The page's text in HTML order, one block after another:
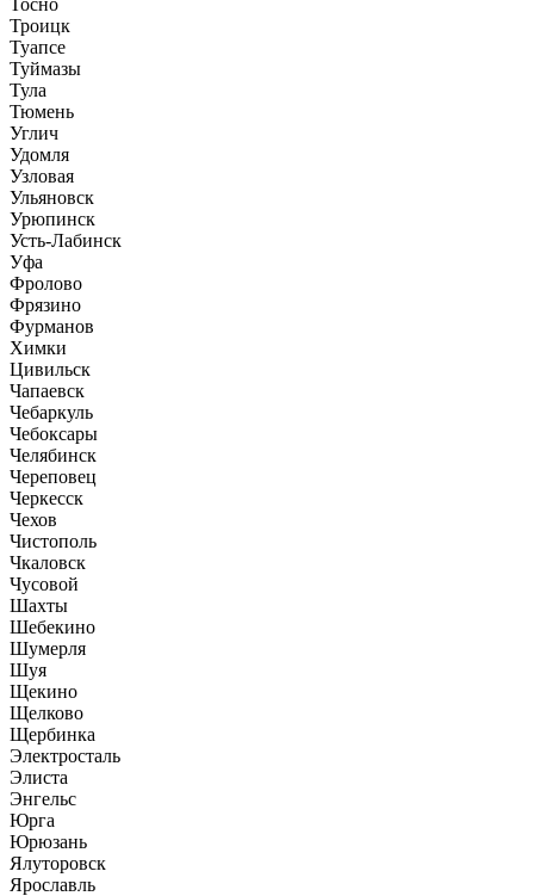
Тосно
Троицк
Туапсе
Туймазы
Тула
Тюмень
Углич
Удомля
Узловая
Ульяновск
Урюпинск
Усть-Лабинск
Уфа
Фролово
Фрязино
Фурманов
Химки
Цивильск
Чапаевск
Чебаркуль
Чебоксары
Челябинск
Череповец
Черкесск
Чехов
Чистополь
Чкаловск
Чусовой
Шахты
Шебекино
Шумерля
Шуя
Щекино
Щелково
Щербинка
Электросталь
Элиста
Энгельс
Юрга
Юрюзань
Ялуторовск
Ярославль